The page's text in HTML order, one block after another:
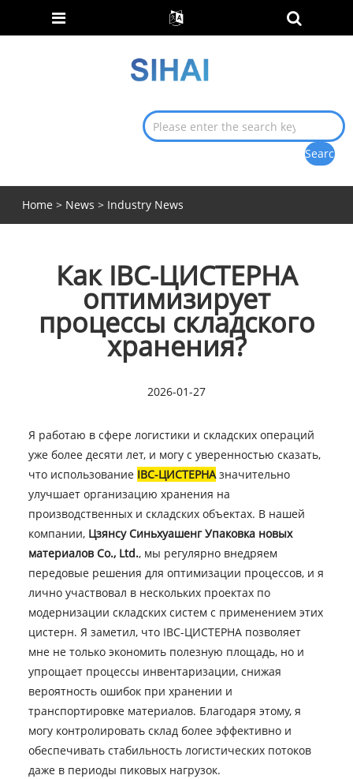
Home > News > Industry News
Как IBC-ЦИСТЕРНА
оптимизирует
процессы складского
хранения?
2026-01-27
Я работаю в сфере логистики и складских операций
уже более десяти лет, и могу с уверенностью сказать,
что использование IBC-ЦИСТЕРНАзначительно
улучшает организацию хранения на
производственных и складских объектах. В нашей
компании, Цзянсу Синьхуашенг Упаковка новых
материалов Co., Ltd., мы регулярно внедряем
передовые решения для оптимизации процессов, и я
лично участвовал в нескольких проектах по
модернизации складских систем с применением этих
цистерн. Я заметил, что IBC-ЦИСТЕРНА позволяет
мне не только экономить полезную площадь, но и
упрощает процессы инвентаризации, снижая
вероятность ошибок при хранении и
транспортировке материалов. Благодаря этому, я
могу контролировать склад более эффективно и
обеспечивать стабильность логистических потоков
даже в периоды пиковых нагрузок.